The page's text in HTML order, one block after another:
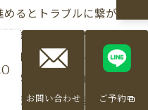
るとトラブルに繋がり
後の写真提供やアンケ
ます。具体的には、契
点があればサロンに質
らなければ、安心して
お問い合わせ ご予約